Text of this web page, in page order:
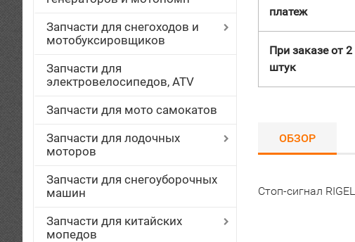
Запчасти для снегоходов и
мотобуксировщиков
Запчасти для
электровелосипедов, ATV
Запчасти для мото самокатов
Запчасти для лодочных
моторов
Запчасти для снегоуборочных
машин
Запчасти для китайских
мопедов
платеж
При заказе от 2
штук
ОБЗОР
Стоп-сигнал